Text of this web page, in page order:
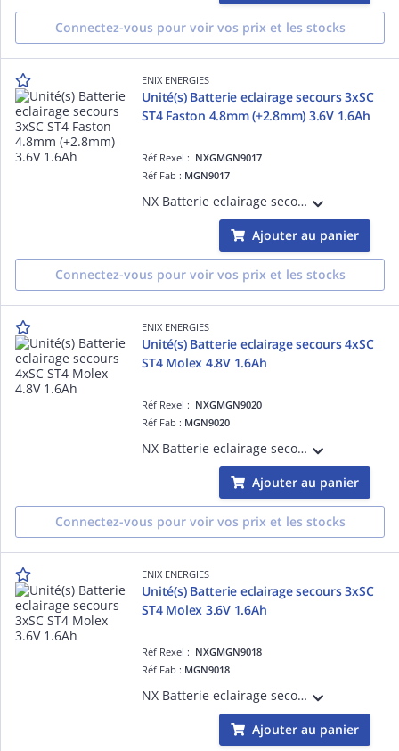
Connectez-vous pour voir vos prix et les stocks
ENIX ENERGIES
Unité(s) Batterie eclairage secours 3xSC
ST4 Faston 4.8mm (+2.8mm) 3.6V 1.6Ah
Réf Rexel : NXGMGN9017
Réf Fab : MGN9017
NX Batterie eclairage secours 3xSC ST4 Faston 4.8mm (+2.8mm) 3.6V 1.6Ah vendu par Unité(s)
Ajouter au panier
Connectez-vous pour voir vos prix et les stocks
ENIX ENERGIES
Unité(s) Batterie eclairage secours 4xSC
ST4 Molex 4.8V 1.6Ah
Réf Rexel : NXGMGN9020
Réf Fab : MGN9020
NX Batterie eclairage secours 4xSC ST4 Molex 4.8V 1.6Ah vendu par Unité(s)
Ajouter au panier
Connectez-vous pour voir vos prix et les stocks
ENIX ENERGIES
Unité(s) Batterie eclairage secours 3xSC
ST4 Molex 3.6V 1.6Ah
Réf Rexel : NXGMGN9018
Réf Fab : MGN9018
NX Batterie eclairage secours 3xSC ST4 Molex 3.6V 1.6Ah vendu par Unité(s)
Ajouter au panier